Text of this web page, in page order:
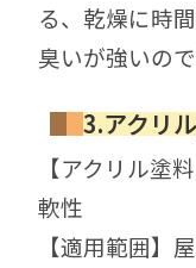
る、 乾燥に時
臭いが強いの
3.アクリ
【アクリル塗
軟性
【適用範囲】